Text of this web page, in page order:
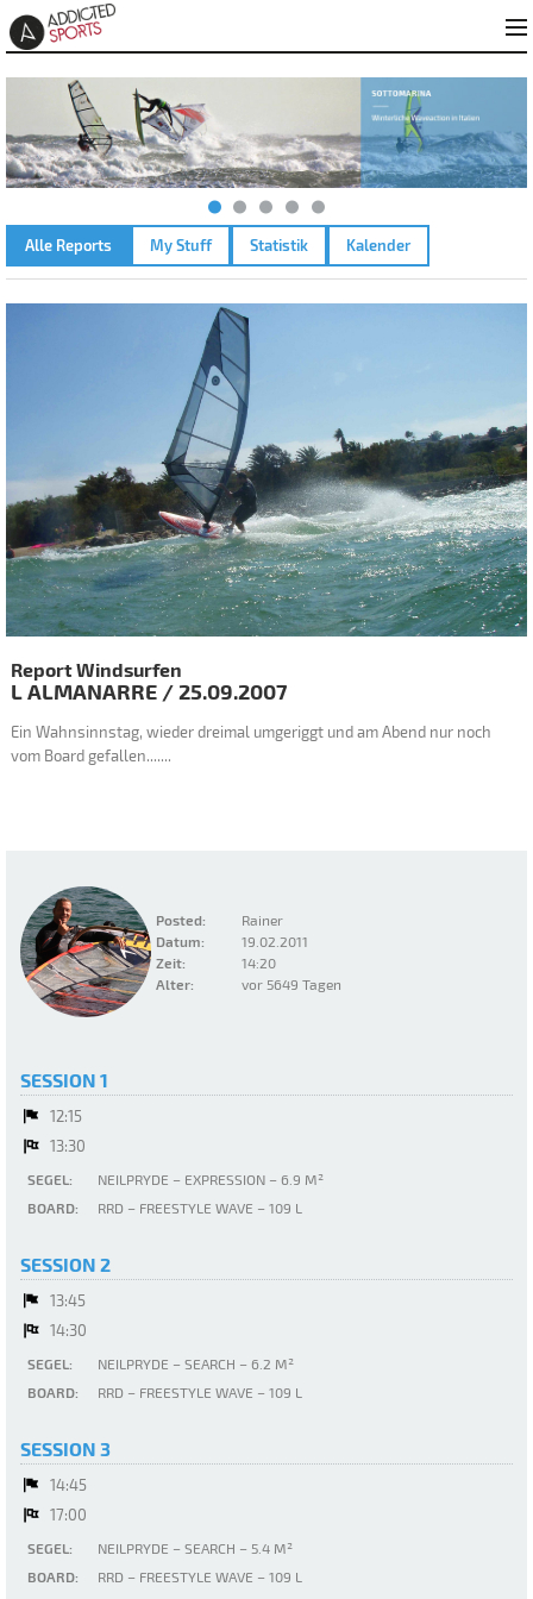
Alle Reports My Stuff Statistik Kalender
L ALMANARRE – 25.09.2007
Posted:
Rainer
Datum:
19.02.2011
Zeit:
14:20
Alter:
vor 5649 Tagen
Report Windsurfen
L ALMANARRE / 25.09.2007
Ein Wahnsinnstag, wieder dreimal umgeriggt und am Abend nur noch
vom Board gefallen.......
SESSION 1
12:15
13:30
SEGEL:
NEILPRYDE – EXPRESSION – 6.9 M²
BOARD:
RRD – FREESTYLE WAVE – 109 L
SESSION 2
13:45
14:30
SEGEL:
NEILPRYDE – SEARCH – 6.2 M²
BOARD:
RRD – FREESTYLE WAVE – 109 L
SESSION 3
14:45
17:00
SEGEL:
NEILPRYDE – SEARCH – 5.4 M²
BOARD:
RRD – FREESTYLE WAVE – 109 L